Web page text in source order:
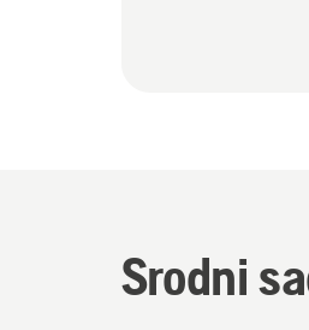
Srodni